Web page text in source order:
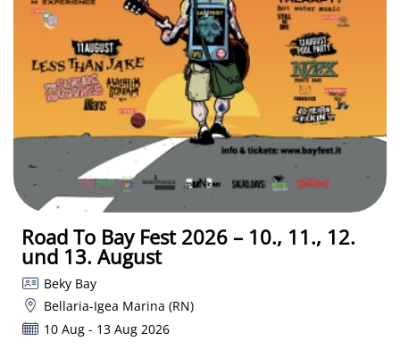
Road To Bay Fest 2026 – 10., 11., 12.
und 13. August
Beky Bay
Bellaria-Igea Marina (RN)
10 Aug - 13 Aug 2026